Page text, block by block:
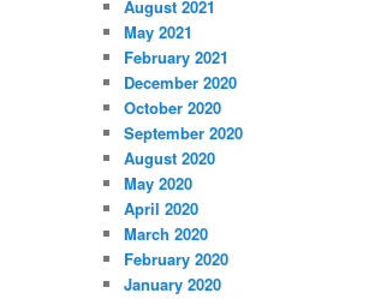
August 2021
May 2021
February 2021
December 2020
October 2020
September 2020
August 2020
May 2020
April 2020
March 2020
February 2020
January 2020